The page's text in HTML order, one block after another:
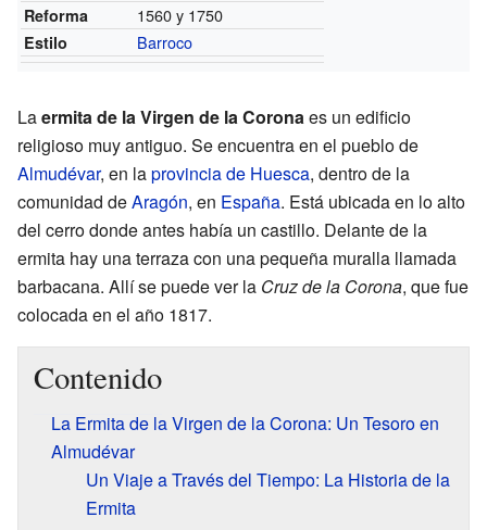
Reforma 1560 y 1750
Estilo Barroco
Laermita de la Virgen de la Coronaes un edificio
religioso muy antiguo. Se encuentra en el pueblo de
Almudévar, en laprovincia de Huesca, dentro de la
comunidad deAragón, en España. Está ubicada en lo alto
del cerro donde antes había un castillo. Delante de la
ermita hay una terraza con una pequeña muralla llamada
barbacana. Allí se puede ver la Cruz de la Corona, que fue
colocada en el año 1817.
Contenido
La Ermita de la Virgen de la Corona: Un Tesoro en
Almudévar
Un Viaje a Través del Tiempo: La Historia de la
Ermita